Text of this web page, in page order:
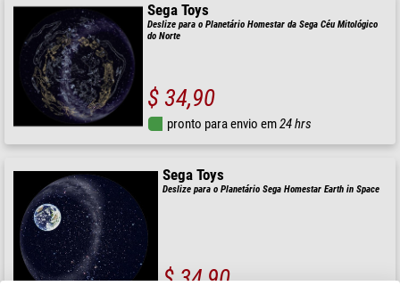
Sega Toys
Deslize para o Planetário Homestar da Sega Céu Mitológico
do Norte
$ 34,90
pronto para envio em24 hrs
Sega Toys
Deslize para o Planetário Sega Homestar Earth in Space
$ 34,90